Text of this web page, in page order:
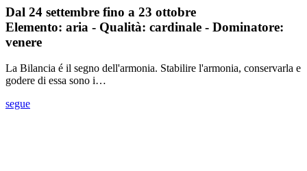
Dal 24 settembre fino a 23 ottobre
Elemento: aria - Qualità: cardinale - Dominatore:
venere
La Bilancia é il segno dell'armonia. Stabilire l'armonia, conservarla e
godere di essa sono i…
segue